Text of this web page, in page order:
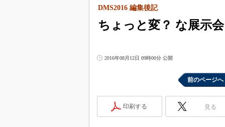
ちょっと変？ な展示
DMS2016 編集後記
2016年08月12日 09時00分 公開
前のページへ
印刷する 見る